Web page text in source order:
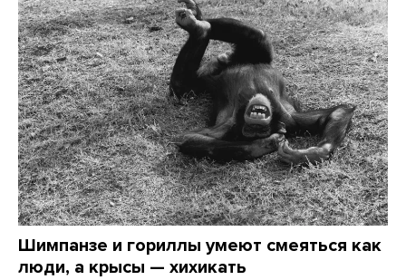
Шимпанзе и гориллы умеют смеяться как
люди, а крысы — хихикать